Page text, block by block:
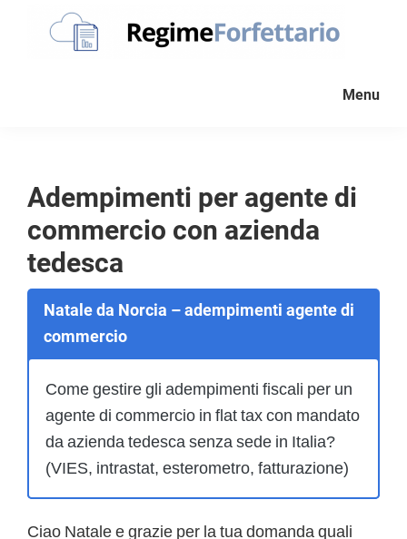
partita
Iva
forfettaria
Menu
Adempimenti per agente di
commercio con azienda
tedesca
Natale da Norcia – adempimenti agente di
commercio
Come gestire gli adempimenti fiscali per un
agente di commercio in flat tax con mandato
da azienda tedesca senza sede in Italia?
(VIES, intrastat, esterometro, fatturazione)
Ciao Natale e grazie per la tua domanda quali